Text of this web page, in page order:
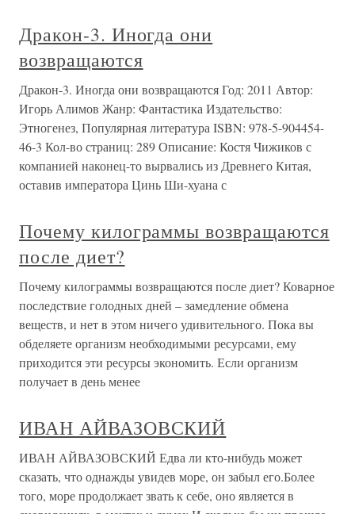
Дракон-3. Иногда они
возвращаются
Дракон-3. Иногда они возвращаются Год: 2011 Автор:
Игорь Алимов Жанр: Фантастика Издательство:
Этногенез, Популярная литература ISBN: 978-5-904454-
46-3 Кол-во страниц: 289 Описание: Костя Чижиков с
компанией наконец-то вырвались из Древнего Китая,
оставив императора Цинь Ши-хуана с
Почему килограммы возвращаются
после диет?
Почему килограммы возвращаются после диет? Коварное
последствие голодных дней – замедление обмена
веществ, и нет в этом ничего удивительного. Пока вы
обделяете организм необходимыми ресурсами, ему
приходится эти ресурсы экономить. Если организм
получает в день менее
ИВАН АЙВАЗОВСКИЙ
ИВАН АЙВАЗОВСКИЙ Едва ли кто-нибудь может
сказать, что однажды увидев море, он забыл его.Более
того, море продолжает звать к себе, оно является в